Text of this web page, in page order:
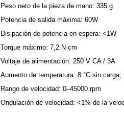
Peso neto de la pieza de mano: 335 g
Potencia de salida máxima: 60W
Disipación de potencia en espera: <1W
Torque máximo: 7,2 N·cm
Voltaje de alimentación: 250 V CA / 3A
Aumento de temperatura: 8 °C sin
Rango de velocidad: 0–45000 rpm
Ondulación de velocidad: <1% de la